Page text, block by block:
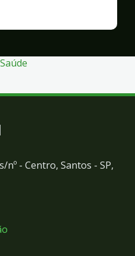
nº - Centro, Santos - SP,